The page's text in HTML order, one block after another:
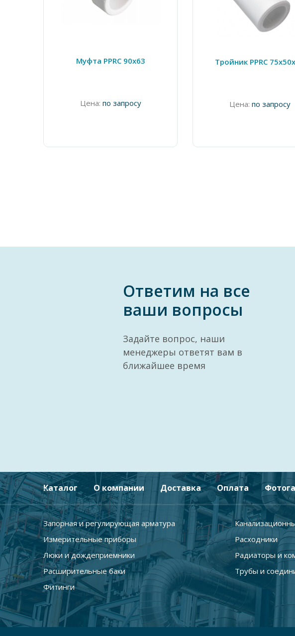
Муфта PPRC 90х63
Цена: по запросу
Тройник PPRC
Цена: по запросу
Ответим на все
ваши вопросы
Задайте вопрос, наши
менеджеры ответят вам в
ближайшее время
Каталог О компании Доставка Оплата
Запорная и регулирующая арматура
Измерительные приборы
Расходники
Люки и дождеприемники
Радиаторы и
Расширительные баки
Трубы и
Фитинги